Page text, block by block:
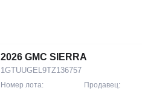
2026 GMC SIERRA
1GTUUGEL9TZ136757
Номер лота: Продавец: